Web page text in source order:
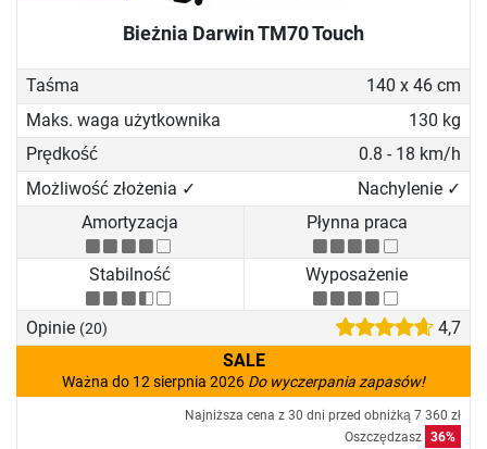
Bieżnia Darwin TM70 Touch
Taśma
140 x 46 cm
Maks. waga użytkownika
130 kg
Prędkość
0.8 - 18 km/h
Możliwość złożenia ✓
Nachylenie ✓
Amortyzacja
Płynna praca
Stabilność Wyposażenie
Opinie (20)
4,7
SALE
Ważna do 12 sierpnia 2026 Do wyczerpania zapasów!
Najniższa cena z 30 dni przed obniżką 7 360 zł
Oszczędzasz 36%